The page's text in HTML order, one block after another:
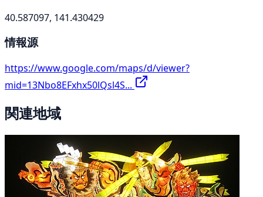
40.587097, 141.430429
情報源
https://www.google.com/maps/d/viewer?
mid=13Nbo8EFxhx50lQsl4S...
関連地域